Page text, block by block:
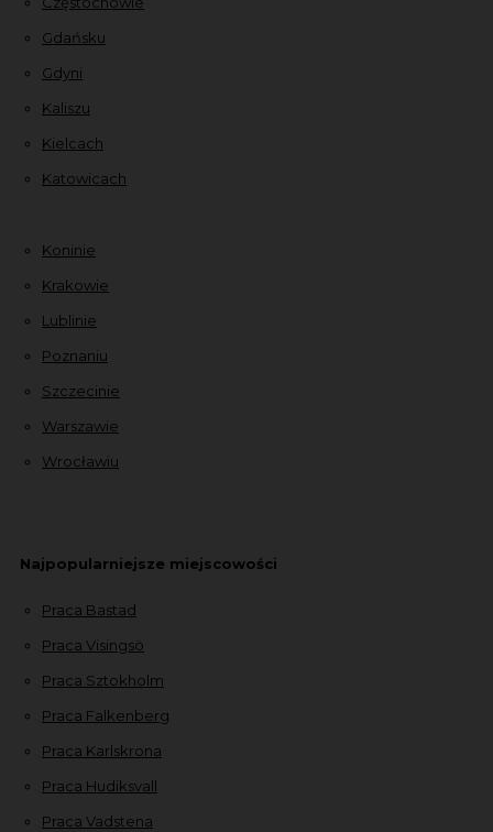
Gdańsku
Gdyni
Kaliszu
Kielcach
Katowicach
Koninie
Krakowie
Lublinie
Poznaniu
Szczecinie
Warszawie
Wrocławiu
Najpopularniejsze miejscowości
Praca Bastad
Praca Visingsö
Praca Sztokholm
Praca Falkenberg
Praca Karlskrona
Praca Hudiksvall
Praca Vadstena